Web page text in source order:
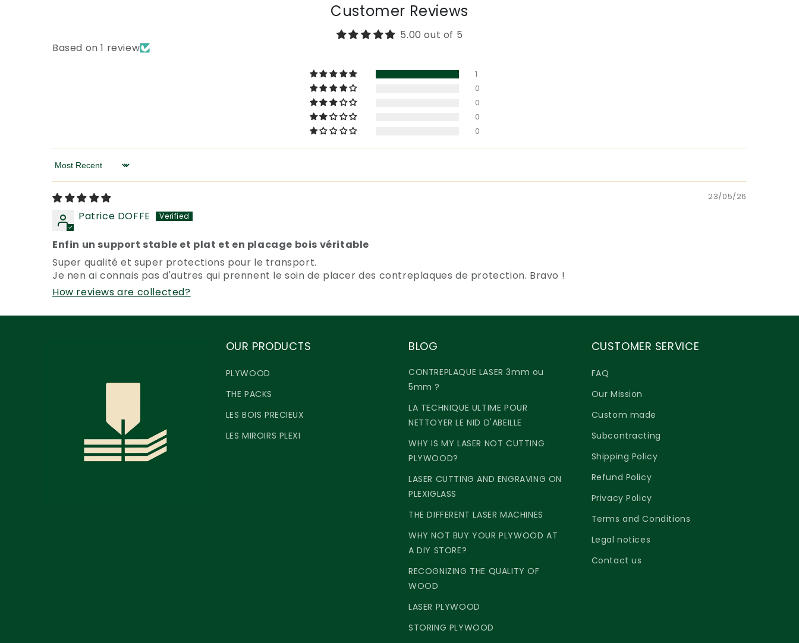
Customer Reviews
5.00 out of 5
Based on 1 review
1
0
0
0
0
Sort by
23/05/26
Patrice DOFFE
Enfin un support stable et plat et en placage bois véritable
Super qualité et super protections pour le transport.
Je nen ai connais pas d'autres qui prennent le soin de placer des contreplaques de protection. Bravo !
How reviews are collected?
OUR PRODUCTS
PLYWOOD
THE PACKS
LES BOIS PRECIEUX
LES MIROIRS PLEXI
BLOG
CONTREPLAQUE LASER 3mm ou
5mm ?
LA TECHNIQUE ULTIME POUR
NETTOYER LE NID D'ABEILLE
WHY IS MY LASER NOT CUTTING
PLYWOOD?
LASER CUTTING AND ENGRAVING ON
PLEXIGLASS
THE DIFFERENT LASER MACHINES
WHY NOT BUY YOUR PLYWOOD AT
A DIY STORE?
RECOGNIZING THE QUALITY OF
WOOD
LASER PLYWOOD
STORING PLYWOOD
CUSTOMER SERVICE
FAQ
Our Mission
Custom made
Subcontracting
Shipping Policy
Refund Policy
Privacy Policy
Terms and Conditions
Legal notices
Contact us